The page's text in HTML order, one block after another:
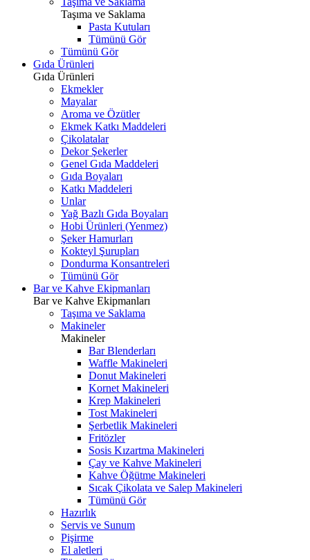
Taşıma ve Saklama
Pasta Kutuları
Tümünü Gör
Tümünü Gör
Gıda Ürünleri
Gıda Ürünleri
Ekmekler
Mayalar
Aroma ve Özütler
Ekmek Katkı Maddeleri
Çikolatalar
Dekor Şekerler
Genel Gıda Maddeleri
Gıda Boyaları
Katkı Maddeleri
Unlar
Yağ Bazlı Gıda Boyaları
Hobi Ürünleri (Yenmez)
Şeker Hamurları
Kokteyl Şurupları
Dondurma Konsantreleri
Tümünü Gör
Bar ve Kahve Ekipmanları
Bar ve Kahve Ekipmanları
Taşıma ve Saklama
Makineler
Makineler
Bar Blenderları
Waffle Makineleri
Donut Makineleri
Kornet Makineleri
Krep Makineleri
Tost Makineleri
Şerbetlik Makineleri
Fritözler
Sosis Kızartma Makineleri
Çay ve Kahve Makineleri
Kahve Öğütme Makineleri
Sıcak Çikolata ve Salep Makineleri
Tümünü Gör
Hazırlık
Servis ve Sunum
Pişirme
El aletleri